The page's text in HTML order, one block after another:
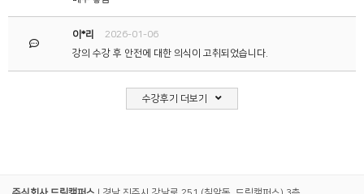
이*리
2026-01-06
강의 수강 후 안전에 대한 의식이 고취되었습니다.
수강후기 더보기